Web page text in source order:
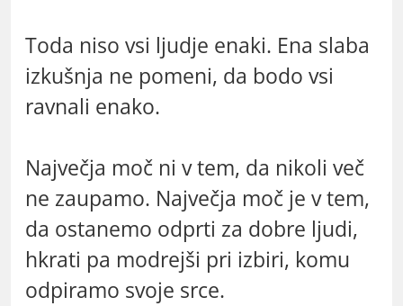
Toda niso vsi ljudje enaki. Ena slaba
izkušnja ne pomeni, da bodo vsi
ravnali enako.
Največja moč ni v tem, da nikoli več
ne zaupamo. Največja moč je v tem,
da ostanemo odprti za dobre ljudi,
hkrati pa modrejši pri izbiri, komu
odpiramo svoje srce.